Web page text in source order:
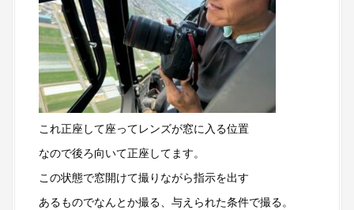
これ正座して座ってレンズが窓に入る位置
なので後ろ向いて正座してます。
この状態で窓開けて撮りながら指示を出す
あるものでなんとか撮る、与えられた条件で撮る。